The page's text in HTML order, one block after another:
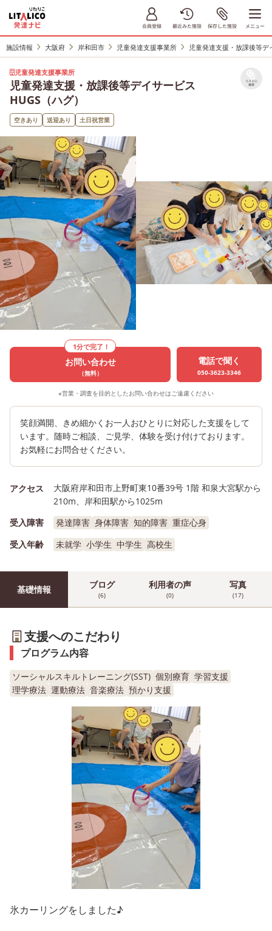
施設情報 大阪府 岸和田市 児童発達支援事業所 児童発達支援・放課後等
児童発達支援事業所
児童発達支援・放課後等デイサービス
HUGS（ハグ）
リストに
保存
空きあり 送迎あり 土日祝営業
1分で完了！
お問い合わせ
（無料）
電話で聞く
050-3623-3346
※営業・調査を目的としたお問い合わせはご遠慮ください
笑顔満開、きめ細かくお一人おひとりに対応した支援をして
います。随時ご相談、ご見学、体験を受け付けております。
お気軽にお問合せください。
アクセス
大阪府岸和田市上野町東10番39号 1階 和泉大宮駅から
210m、岸和田駅から1025m
受入障害
発達障害 身体障害 知的障害 重症心身
受入年齢
未就学 小学生 中学生 高校生
基礎情報 ブログ
(6)
利用者の声
(0)
写真
(17)
支援へのこだわり
プログラム内容
ソーシャルスキルトレーニング(SST) 個別療育 学習支援
理学療法 運動療法 音楽療法 預かり支援
氷カーリングをしました♪